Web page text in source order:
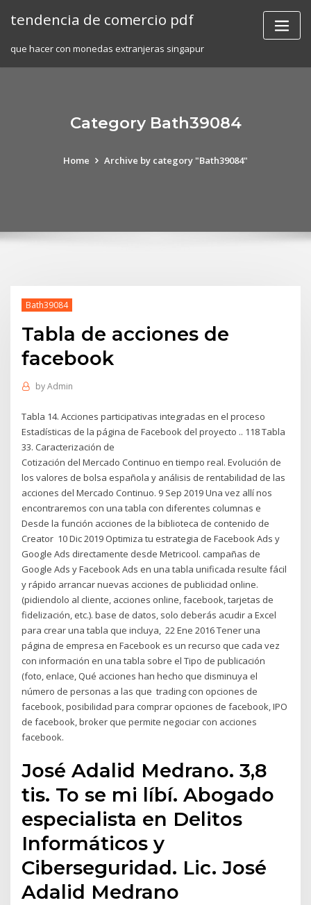
tendencia de comercio pdf
que hacer con monedas extranjeras singapur
Category Bath39084
Home Archive by category "Bath39084"
Bath39084
Tabla de acciones de
facebook
byAdmin
Tabla 14. Acciones participativas integradas en el proceso
Estadísticas de la página de Facebook del proyecto .. 118 Tabla
33. Caracterización de
Cotización del Mercado Continuo en tiempo real. Evolución de
los valores de bolsa española y análisis de rentabilidad de las
acciones del Mercado Continuo. 9 Sep 2019 Una vez allí nos
encontraremos con una tabla con diferentes columnas e
Desde la función acciones de la biblioteca de contenido de
Creator 10 Dic 2019 Optimiza tu estrategia de Facebook Ads y
Google Ads directamente desde Metricool. campañas de
Google Ads y Facebook Ads en una tabla unificada resulte fácil
y rápido arrancar nuevas acciones de publicidad online.
(pidiendolo al cliente, acciones online, facebook, tarjetas de
fidelización, etc.). base de datos, solo deberás acudir a Excel
para crear una tabla que incluya, 22 Ene 2016 Tener una
página de empresa en Facebook es un recurso que cada vez
con información en una tabla sobre el Tipo de publicación
(foto, enlace, Qué acciones han hecho que disminuya el
número de personas a las que trading con opciones de
facebook, posibilidad para comprar opciones de facebook, IPO
de facebook, broker que permite negociar con acciones
facebook.
José Adalid Medrano. 3,8
tis. To se mi líbí. Abogado
especialista en Delitos
Informáticos y
Ciberseguridad. Lic. José
Adalid Medrano